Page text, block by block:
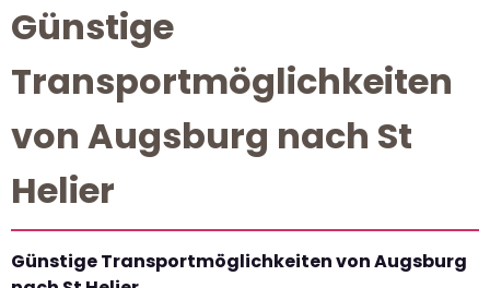
Günstige
Transportmöglichkeiten
von Augsburg nach St
Helier
Günstige Transportmöglichkeiten von Augsburg